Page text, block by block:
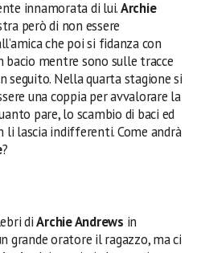
innamorata di lui.Archie
però di non essere
che poi si fidanza con
bacio mentre sono sulle tracce
seguito. Nella quarta stagione si
una coppia per avvalorare la
pare, lo scambio di baci ed
lascia indifferenti. Come andrà
?
diArchie Andrews in
grande oratore il ragazzo, ma ci